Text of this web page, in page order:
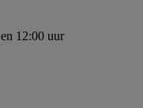
12:00 uur